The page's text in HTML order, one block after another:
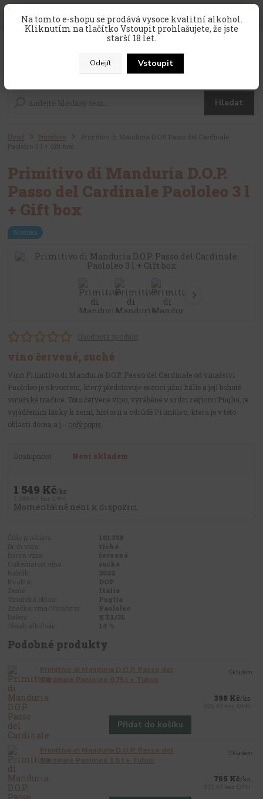
zahraniční produkty, které nejsou v akci !
Na tomto e-shopu se prodává vysoce kvalitní alkohol.
Kliknutím na tlačítko Vstoupit prohlašujete, že jste
starší 18 let.
Odejít Vstoupit
CZK
Hledat
Úvod Primitivo
Primitivo di Manduria D.O.P.
Passo del Cardinale Paololeo 3 l
+ Gift box
Novinka
víno červené, suché
Víno Primitivo di Manduria D.O.P. Passo del Cardinale od vinařství
Paololeo je skvostem, který představuje esenci jižní Itálie a její bohaté
vinařské tradice. Toto červené víno, vyráběné v srdci regionu Puglia, je
vyjádřením lásky k zemi, historii a odrůdě Primitivo, která je v této
oblasti doma a j... celý popis
Dostupnost Není skladem
1 549 Kč/ks
Momentálně není k dispozici
Podobné produkty
Primitivo di Manduria D.O.P. Passo del
Cardinale Paololeo 0,75 l + Tubus
398 Kč/ks
Skladem
Přidat do košíku
Primitivo di Manduria D.O.P. Passo del
Cardinale Paololeo 1,5 l + Tubus
765 Kč/ks
Skladem